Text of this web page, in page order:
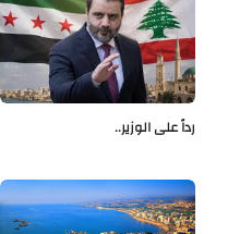
رداً على الوزير..